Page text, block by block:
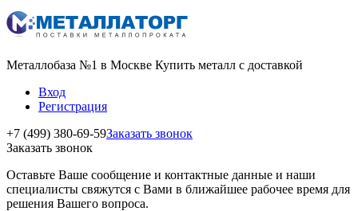
Металлобаза №1 в Москве Купить металл с доставкой
Вход
Регистрация
+7 (499) 380-69-59Заказать звонок
Заказать звонок
Оставьте Ваше сообщение и контактные данные и наши
специалисты свяжутся с Вами в ближайшее рабочее время для
решения Вашего вопроса.